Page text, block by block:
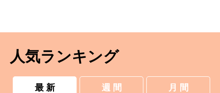
人気ランキング
最 新 週 間 月 間